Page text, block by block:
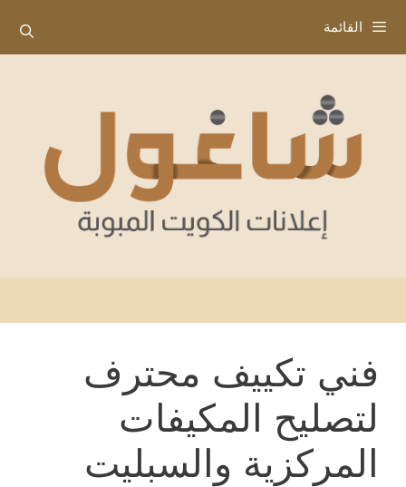
إلى
المحتوى
القائمة
فني تكييف محترف
لتصليح المكيفات
المركزية والسبليت